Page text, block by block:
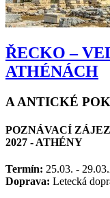
ŘECKO –
ATHÉNÁCH
A ANTICKÉ
POZNÁVACÍ
2027 - ATHÉNY
Termín: 25.03. -
Doprava: Letecká